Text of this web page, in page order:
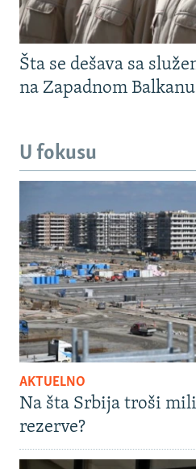
Šta se dešava sa
na Zapadnom
U fokusu
AKTUELNO
Na šta Srbija troši
rezerve?